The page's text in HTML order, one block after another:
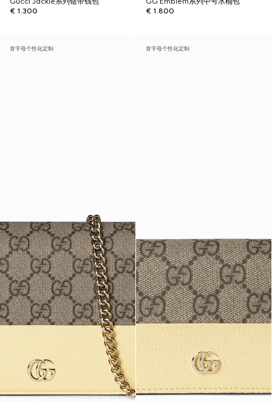
€ 1.300
€ 1.800
首字母个性化定制 首字母个性化定制